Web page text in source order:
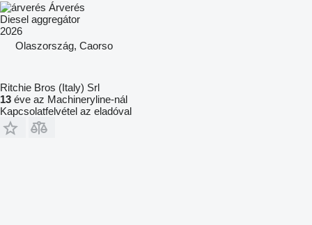
Árverés
Diesel aggregátor
2026
Olaszország, Caorso
Ritchie Bros (Italy) Srl
13 éve az Machineryline-nál
Kapcsolatfelvétel az eladóval